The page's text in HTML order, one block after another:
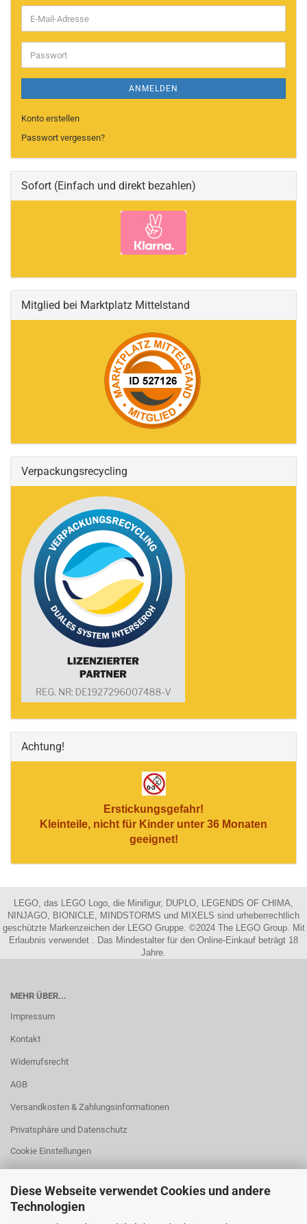
Diese Webseite verwendet Cookies und andere
Technologien
E-
Mail-
Adresse
Passwort
ANMELDEN
Konto erstellen
Passwort vergessen?
Sofort (Einfach und direkt bezahlen)
Mitglied bei Marktplatz Mittelstand
Verpackungsrecycling
Achtung!
Erstickungsgefahr!
Kleinteile, nicht für Kinder unter 36 Monaten
geeignet!
LEGO, das LEGO Logo, die Minifigur, DUPLO, LEGENDS OF CHIMA,
NINJAGO, BIONICLE, MINDSTORMS und MIXELS sind urheberrechtlich
geschützte Markenzeichen der LEGO Gruppe. ©2024 The LEGO Group. Mit
Erlaubnis verwendet . Das Mindestalter für den Online-Einkauf beträgt 18
Jahre.
MEHR ÜBER...
Impressum
Kontakt
Widerrufsrecht
AGB
Versandkosten & Zahlungsinformationen
Privatsphäre und Datenschutz
Cookie Einstellungen